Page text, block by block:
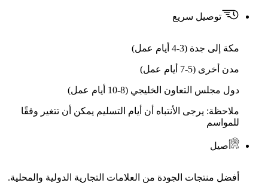
توصيل سريع
مكة إلى جدة (3-4 أيام عمل)
مدن أخرى (5-7 أيام عمل)
دول مجلس التعاون الخليجي (8-10 أيام عمل)
ملاحظة: يرجى الأنتباه أن أيام التسليم يمكن أن تتغير وفقًا
للمواسم
أصيل
أفضل منتجات الجودة من العلامات التجارية الدولية والمحلية.